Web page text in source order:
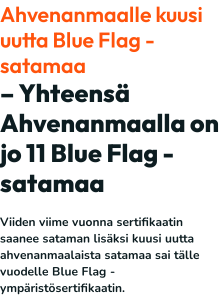
Link
Ahvenanmaalle kuusi
uutta Blue Flag -
satamaa
– Yhteensä
Ahvenanmaalla on
jo 11 Blue Flag -
satamaa
Viiden viime vuonna sertifikaatin
saanee sataman lisäksi kuusi uutta
ahvenanmaalaista satamaa sai tälle
vuodelle Blue Flag -
ympäristösertifikaatin.